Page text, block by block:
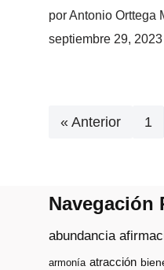
porAntonio Orttega
septiembre 29, 2023
« Anterior 1
Navegación
abundancia
armonía atracción